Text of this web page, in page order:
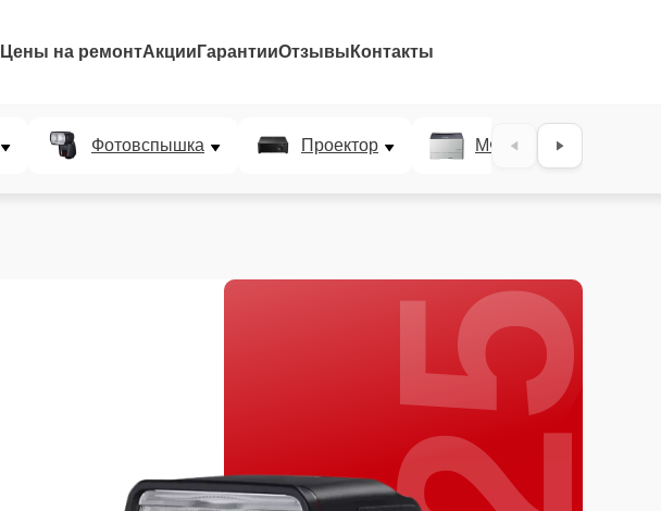
Цены на ремонтАкции ГарантииОтзывы Контакты
Фотовспышка Проектор МФУ
25%